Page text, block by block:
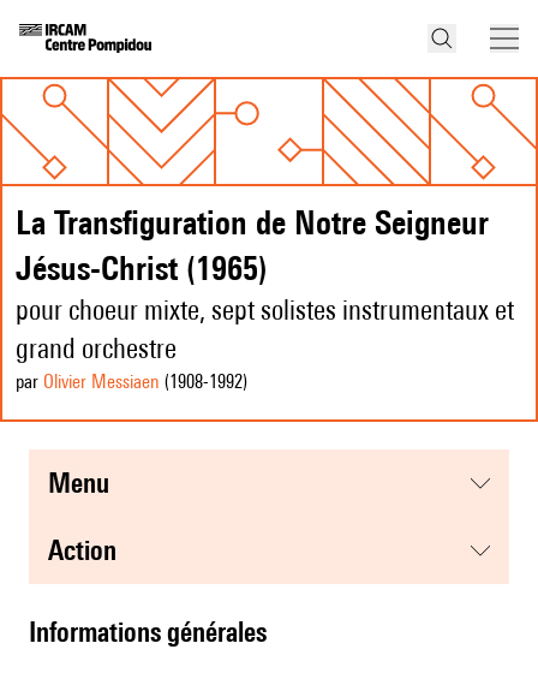
La Transfiguration de Notre Seigneur
Jésus-Christ (1965)
pour choeur mixte, sept solistes instrumentaux et
grand orchestre
par Olivier Messiaen (1908-1992)
menu
action
informations générales